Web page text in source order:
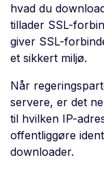
hvad du
tillader SSL-
giver SSL-
et sikkert miljø.
Når
servere, er det
til hvilken IP-
offentliggøre
downloader.